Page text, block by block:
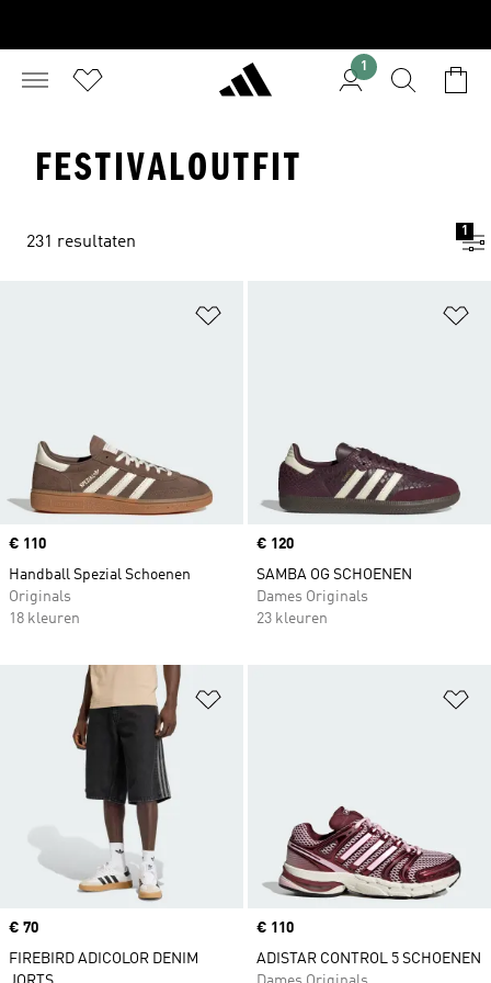
1
FESTIVALOUTFIT
231 resultaten
1
Price
€ 110
Handball Spezial Schoenen
Originals
18 kleuren
Price
€ 120
SAMBA OG SCHOENEN
Dames Originals
23 kleuren
Price
€ 70
FIREBIRD ADICOLOR DENIM
Price
€ 110
ADISTAR CONTROL 5 SCHOENEN